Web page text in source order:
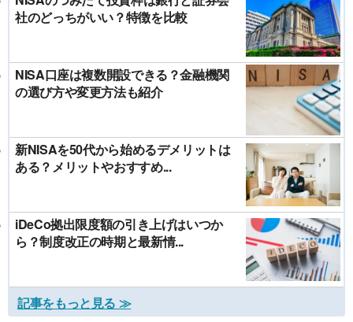
社のどっちがいい？特徴を比較
NISA口座は複数開設できる？金融機関
の選び方や変更方法も紹介
新NISAを50代から始めるデメリットは
ある？メリットやおすすめ...
iDeCo拠出限度額の引き上げはいつか
ら？制度改正の時期と最新情...
記事をもっと見る ≫